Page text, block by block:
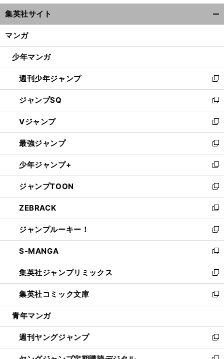
ウ
ィ
ン
ウ
開
く
集英社サイト
マンガ
少年マンガ
週刊少年ジャンプ
新
し
い
ウ
ィ
ン
ド
ウ
で
開
く
ジャンプSQ
新
し
い
ウ
ィ
ン
ド
ウ
で
開
く
Vジャンプ
新
し
い
ウ
ィ
ン
ド
ウ
で
開
く
最強ジャンプ
新
し
い
ウ
ィ
ン
ド
ウ
で
開
く
少年ジャンプ+
新
し
い
ウ
ィ
ン
ド
ウ
で
開
く
ジャンプTOON
新
し
い
ウ
ィ
ン
ド
ウ
で
開
く
ZEBRACK
新
し
い
ウ
ィ
ン
ド
ウ
で
開
ジャンプルーキー！
新
し
い
ウ
ィ
ン
ド
ウ
開
く
S-MANGA
新
し
い
ウ
ィ
ン
ウ
で
開
集英社ジャンプリミックス
新
し
い
ウ
ン
ド
ウ
集英社コミック文庫
新
し
ウ
ィ
ン
青年マンガ
週刊ヤングジャンプ
新
し